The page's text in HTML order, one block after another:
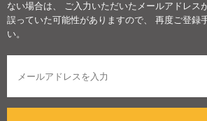
ない場合は、 ご入力いただいたメールアドレス
誤っていた可能性がありますので、 再度ご登録
い。